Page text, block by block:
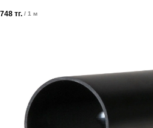
748 тг. / 1 м